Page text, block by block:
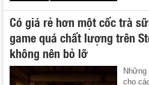
Có giá rẻ hơn một cốc trà
game quá chất lượng trên
không nên bỏ lỡ
Những
cho